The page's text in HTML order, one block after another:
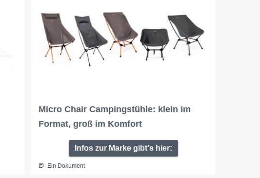
Micro Chair Campingstühle: klein im
Format, groß im Komfort
Infos zur Marke gibt's hier:
Ein Dokument